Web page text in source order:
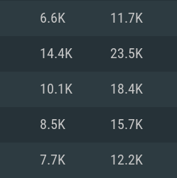
11: AMD
660. La
le jeu est de
supportés)
(Mac), ou
minimale
les derniers
pour AMD
6.6K 11.7K
14.4K 23.5K
10.1K 18.4K
8.5K 15.7K
7.7K 12.2K